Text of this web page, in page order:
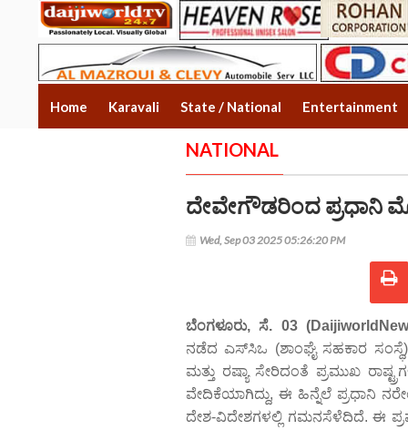
Home Karavali State / National Entertainment
NATIONAL
ದೇವೇಗೌಡರಿಂದ ಪ್ರಧಾನಿ
Wed, Sep 03 2025 05:26:20 PM
ಬೆಂಗಳೂರು, ಸೆ. 03
ನಡೆದ ಎಸ್‌ಸಿಒ (ಶಾಂಘೈ ಸಹಕಾರ
ಮತ್ತು ರಷ್ಯಾ ಸೇರಿದಂತೆ ಪ್ರಮುಖ
ವೇದಿಕೆಯಾಗಿದ್ದು, ಈ ಹಿನ್ನೆಲೆ ಪ್ರಧಾನಿ
ದೇಶ-ವಿದೇಶಗಳಲ್ಲಿ ಗಮನಸೆಳೆದಿದೆ. ಈ